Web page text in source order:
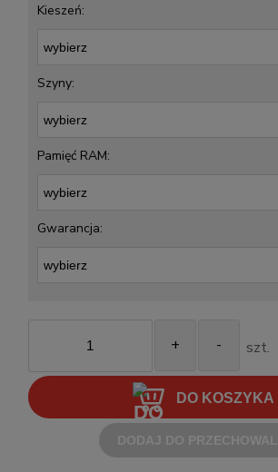
Kieszeń:
Szyny:
Pamięć RAM:
Gwarancja:
+ - szt.
DO KOSZYKA